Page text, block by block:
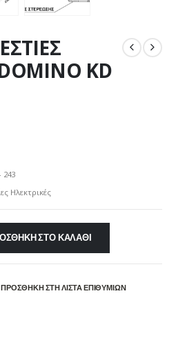
KD
243
Ηλεκτρικές
ΣΤΟ ΚΑΛΆΘΙ
ΠΡΟΣΘΉΚΗ ΣΤΗ ΛΊΣΤΑ ΕΠΙΘΥΜΙΏΝ